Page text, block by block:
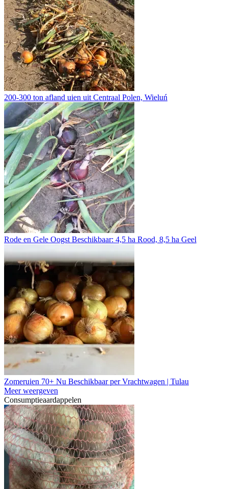
200-300 ton afland uien uit Centraal Polen, Wieluń
Rode en Gele Oogst Beschikbaar: 4,5 ha Rood, 8,5 ha Geel
Zomeruien 70+ Nu Beschikbaar per Vrachtwagen | Tulau
Meer weergeven
Consumptieaardappelen